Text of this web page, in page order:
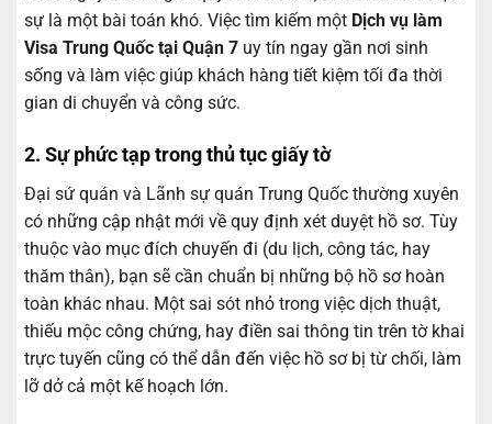
sự là một bài toán khó. Việc tìm kiếm một Dịch vụ làm
Visa Trung Quốc tại Quận 7 uy tín ngay gần nơi sinh
sống và làm việc giúp khách hàng tiết kiệm tối đa thời
gian di chuyển và công sức.
2. Sự phức tạp trong thủ tục giấy tờ
Đại sứ quán và Lãnh sự quán Trung Quốc thường xuyên
có những cập nhật mới về quy định xét duyệt hồ sơ. Tùy
thuộc vào mục đích chuyến đi (du lịch, công tác, hay
thăm thân), bạn sẽ cần chuẩn bị những bộ hồ sơ hoàn
toàn khác nhau. Một sai sót nhỏ trong việc dịch thuật,
thiếu mộc công chứng, hay điền sai thông tin trên tờ khai
trực tuyến cũng có thể dẫn đến việc hồ sơ bị từ chối, làm
lỡ dở cả một kế hoạch lớn.